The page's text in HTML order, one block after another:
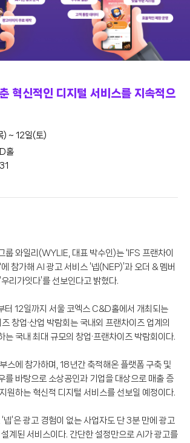
혁신적인 디지털 서비스를 지속적으
) ~ 12일(토)
홀
룹 와일리(WYLIE, 대표 박수인)는 'IFS 프랜차이
참가해 AI 광고 서비스 ‘넵(NEP)’과 오더 & 멤버
리가잇다’를 선보인다고 밝혔다.
12일까지 서울 코엑스 C&D홀에서 개최되는
창업·산업 박람회는 국내외 프랜차이즈 업계의
는 국내 최대 규모의 창업·프랜차이즈 박람회이다.
스에 참가하며, 18년간 축적해온 플랫폼 구축 및
를 바탕으로 소상공인과 기업을 대상으로 매출 증
원하는 혁신적 디지털 서비스를 선보일 예정이다.
넵’은 광고 경험이 없는 사업자도 단 3분 만에 광고
계된 서비스이다. 간단한 설정만으로 AI가 광고를